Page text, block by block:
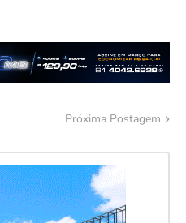
Próxima Postagem